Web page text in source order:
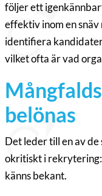
följer ett
effektiv inom en
identifiera
vilket ofta är vad
belönas
Det leder till en av
okritiskt i
känns bekant.